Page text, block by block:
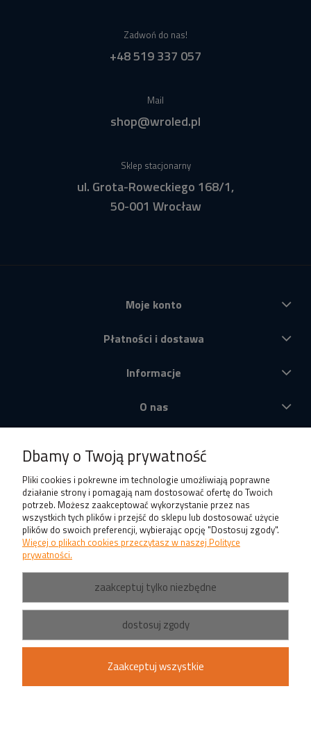
Zadwoń do nas!
+48 519 337 057
Mail
shop@wroled.pl
Sklep stacjonarny
ul. Grota-Roweckiego 168/1,
50-001 Wrocław
Moje konto
Płatności i dostawa
Informacje
O nas
Dbamy o Twoją prywatność
Pliki cookies i pokrewne im technologie umożliwiają poprawne
działanie strony i pomagają nam dostosować ofertę do Twoich
potrzeb. Możesz zaakceptować wykorzystanie przez nas
wszystkich tych plików i przejść do sklepu lub dostosować użycie
plików do swoich preferencji, wybierając opcję "Dostosuj zgody".
Więcej o plikach cookies przeczytasz w naszej Polityce
prywatności.
zaakceptuj tylko niezbędne
dostosuj zgody
Zaakceptuj wszystkie